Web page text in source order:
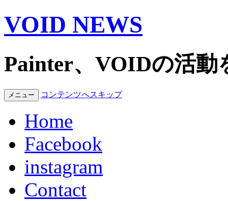
VOID NEWS
Painter、VOIDの活動
メニュー コンテンツへスキップ
Home
Facebook
instagram
Contact